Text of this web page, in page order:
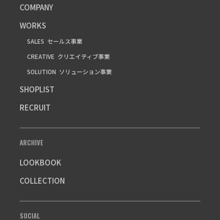
COMPANY
WORKS
SALES セールス事業
CREATIVE クリエイティブ事業
SOLUTION ソリューション事業
SHOPLIST
RECRUIT
ARCHIVE
LOOKBOOK
COLLECTION
SOCIAL